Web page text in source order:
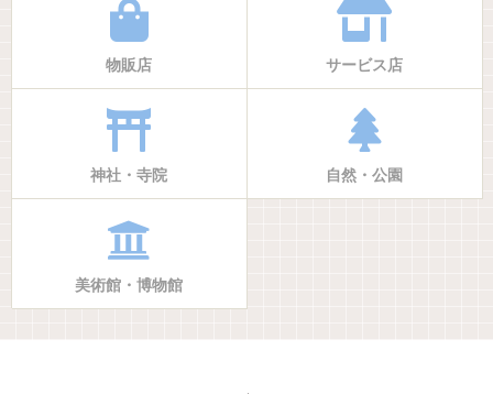
物販店 サービス店
神社・寺院 自然・公園
美術館・博物館